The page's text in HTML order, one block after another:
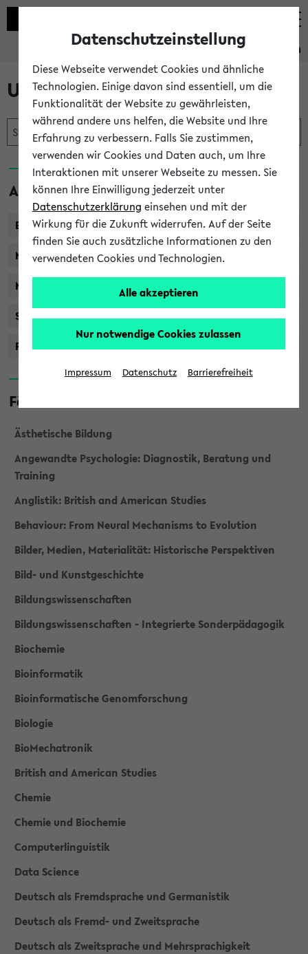
Studieninformation
Unser Studienangebot
Abschlüsse
Bachelor
Master of Arts / Science
Master of Education
Staatsprüfung
Promotionsstudiengänge
Fächer
Ästhetische Bildung
Angewandte Psychologie: Diagnostik, Beratung und
Training
Anglistik: British and American Studies
Behaviour: From Neural Mechanisms to Evolution
Bilder, Medien, Materialität: Historische Perspektiven
Bild- und Kunstgeschichte
Bildungswissenschaften
Bildungswissenschaften - Integrierte Sonderpädagogik
Biochemie
Bioinformatik
Bioinformatische Genomforschung
Biologie
BioMechatronik
British and American Studies
Chemie
Chemie und Biochemie
Computerlinguistik
Data Science
Deutsch als Fremdsprache und Germanistik
Deutsch als Fremd- und Zweitsprache
Deutsch als Zweitsprache und Mehrsprachigkeit
Datenschutzeinstellung
Diese Webseite verwendet Cookies und ähnliche
Technologien. Einige davon sind essentiell, um die
Funktionalität der Website zu gewährleisten,
während andere uns helfen, die Website und Ihre
Erfahrung zu verbessern. Falls Sie zustimmen,
verwenden wir Cookies und Daten auch, um Ihre
Interaktionen mit unserer Webseite zu messen. Sie
können Ihre Einwilligung jederzeit unter
Datenschutzerklärung einsehen und mit der
Wirkung für die Zukunft widerrufen. Auf der Seite
finden Sie auch zusätzliche Informationen zu den
verwendeten Cookies und Technologien.
Alle akzeptieren
Nur notwendige Cookies zulassen
Impressum Datenschutz Barrierefreiheit